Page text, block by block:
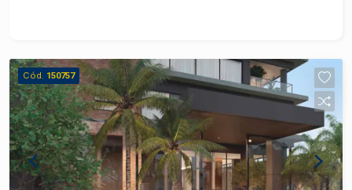
Idealizado com um novo olhar para a sofisticação
o Maison D`or Residence possui design
contemporâneo e surpreendente, com elementos
que trazem leveza e requinte ao projeto. Uma
nova Experiência para você chamar de Lar.
Elegância e Design Arquitetônico se unem em um
empreendimento único, idealizado para todos os
Cód. 150757